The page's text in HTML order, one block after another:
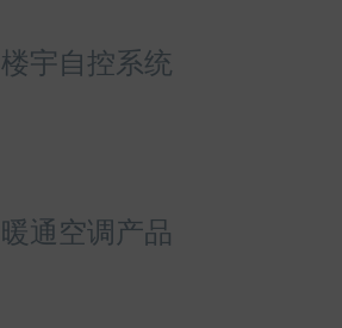
楼宇自控系统
暖通空调产品